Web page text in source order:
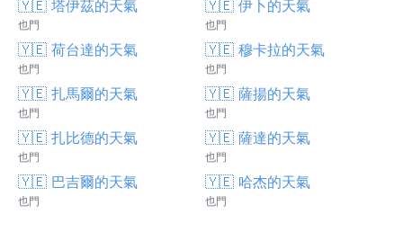
🇾🇪 塔伊茲的天氣
也門
🇾🇪 伊卜的天氣
也門
🇾🇪 荷台達的天氣
也門
🇾🇪 穆卡拉的天氣
也門
🇾🇪 扎馬爾的天氣
也門
🇾🇪 薩揚的天氣
也門
🇾🇪 扎比德的天氣
也門
🇾🇪 薩達的天氣
也門
🇾🇪 巴吉爾的天氣
也門
🇾🇪 哈杰的天氣
也門